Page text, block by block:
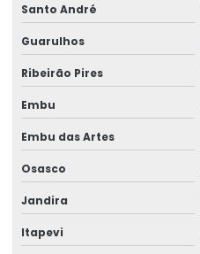
Gerador 100 kva aluguel preço
Gerador 100 kva diesel
Gerador 100 kva mwm
Gerador 100 kva trifásico
Gerador 100 kva valor
Santo André
Guarulhos
Ribeirão Pires
Embu
Embu das Artes
Osasco
Jandira
Itapevi